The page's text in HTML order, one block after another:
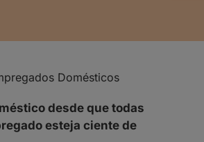
Domésticos
desde que todas
esteja ciente de